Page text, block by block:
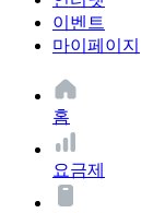
이벤트
마이페이지
홈
요금제